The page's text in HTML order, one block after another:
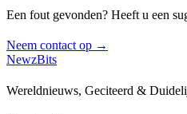
Een fout gevonden? Heeft u een
Neem contact op →
NewzBits
Wereldnieuws, Geciteerd &